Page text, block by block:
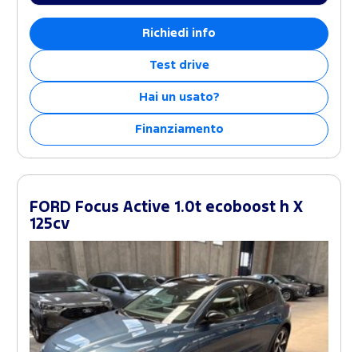
Richiedi info
Test drive
Hai un usato?
Finanziamento
FORD Focus Active 1.0t ecoboost h X
125cv